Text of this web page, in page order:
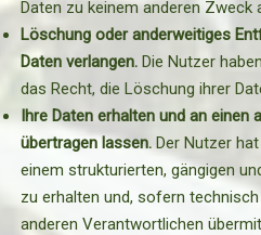
Daten zu keinem anderen Zweck
Löschung oder anderweitiges
Daten verlangen.Die Nutzer
das Recht, die Löschung ihrer
Ihre Daten erhalten und an einen
übertragen lassen.Der Nutzer hat
einem strukturierten, gängigen
zu erhalten und, sofern
anderen Verantwortlichen